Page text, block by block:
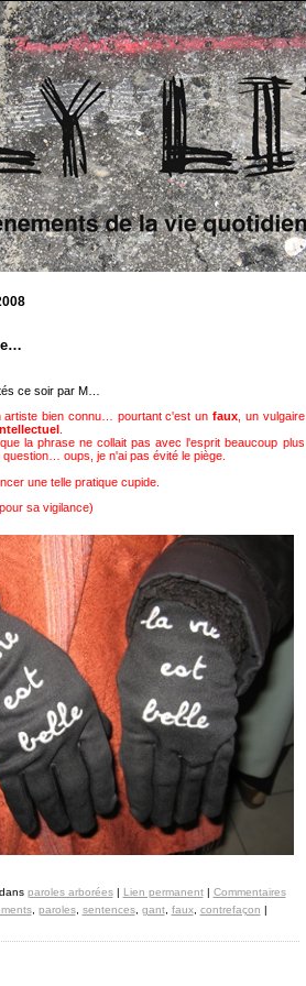
ce soir par M…
artiste bien connu… pourtant c'est un faux, un vulgaire
la phrase ne collait pas avec l'esprit beaucoup plus
oups, je n'ai pas évité le piège.
une telle pratique cupide.
sa vigilance)
paroles arborées| Lien permanent| Commentaires
, paroles, sentences, gant, faux, contrefaçon |